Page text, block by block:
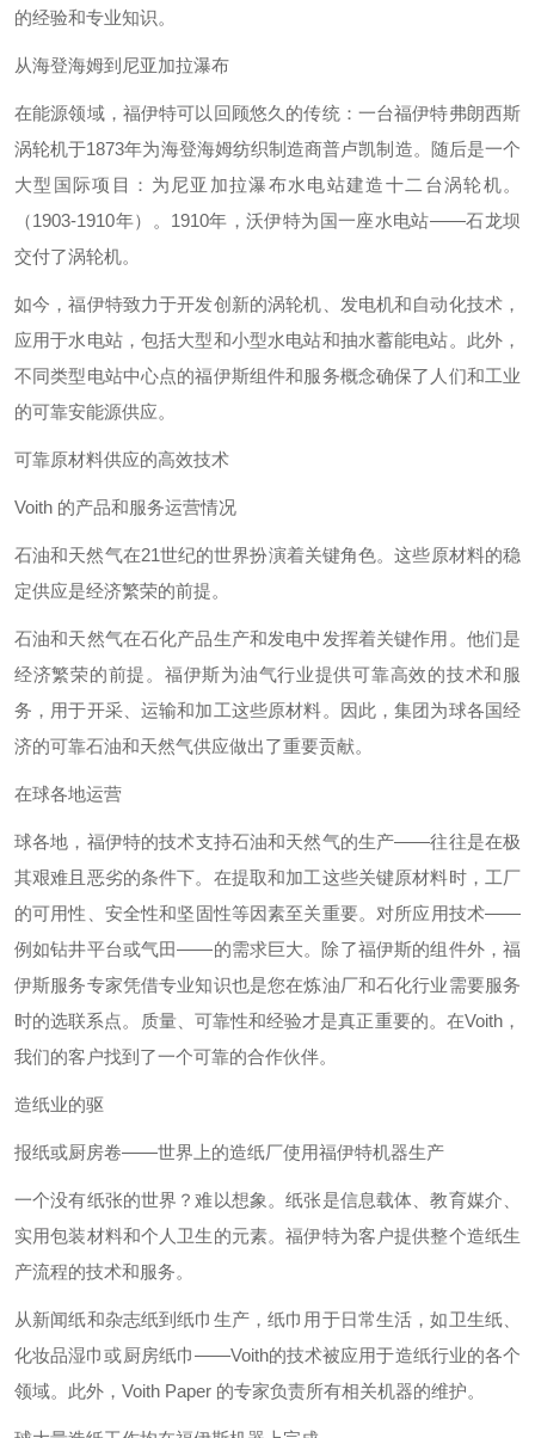
的经验和专业知识。
从海登海姆到尼亚加拉瀑布
在能源领域，福伊特可以回顾悠久的传统：一台福伊特弗朗西斯
涡轮机于1873年为海登海姆纺织制造商普卢凯制造。随后是一个
大型国际项目：为尼亚加拉瀑布水电站建造十二台涡轮机。
（1903-1910年）。1910年，沃伊特为国一座水电站——石龙坝
交付了涡轮机。
如今，福伊特致力于开发创新的涡轮机、发电机和自动化技术，
应用于水电站，包括大型和小型水电站和抽水蓄能电站。此外，
不同类型电站中心点的福伊斯组件和服务概念确保了人们和工业
的可靠安能源供应。
可靠原材料供应的高效技术
Voith 的产品和服务运营情况
石油和天然气在21世纪的世界扮演着关键角色。这些原材料的稳
定供应是经济繁荣的前提。
石油和天然气在石化产品生产和发电中发挥着关键作用。他们是
经济繁荣的前提。福伊斯为油气行业提供可靠高效的技术和服
务，用于开采、运输和加工这些原材料。因此，集团为球各国经
济的可靠石油和天然气供应做出了重要贡献。
在球各地运营
球各地，福伊特的技术支持石油和天然气的生产——往往是在极
其艰难且恶劣的条件下。在提取和加工这些关键原材料时，工厂
的可用性、安全性和坚固性等因素至关重要。对所应用技术——
例如钻井平台或气田——的需求巨大。除了福伊斯的组件外，福
伊斯服务专家凭借专业知识也是您在炼油厂和石化行业需要服务
时的选联系点。质量、可靠性和经验才是真正重要的。在Voith，
我们的客户找到了一个可靠的合作伙伴。
造纸业的驱
报纸或厨房卷——世界上的造纸厂使用福伊特机器生产
一个没有纸张的世界？难以想象。纸张是信息载体、教育媒介、
实用包装材料和个人卫生的元素。福伊特为客户提供整个造纸生
产流程的技术和服务。
从新闻纸和杂志纸到纸巾生产，纸巾用于日常生活，如卫生纸、
化妆品湿巾或厨房纸巾——Voith的技术被应用于造纸行业的各个
领域。此外，Voith Paper 的专家负责所有相关机器的维护。